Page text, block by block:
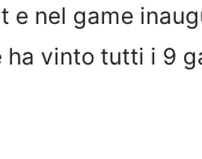
nel game
vinto tutti i 9